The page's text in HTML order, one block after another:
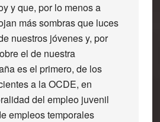
y que, por lo menos a
más sombras que luces
nuestros jóvenes y, por
el de nuestra
es el primero, de los
a la OCDE, en
del empleo juvenil
empleos temporales